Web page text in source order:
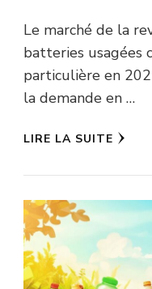
Le marché de la
batteries usagées
particulière en
la demande en …
LIRE LA SUITE